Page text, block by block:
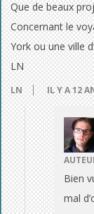
Que de beaux
Concernant le
York ou une ville
LN
LN IL Y A 12
Bien
mal